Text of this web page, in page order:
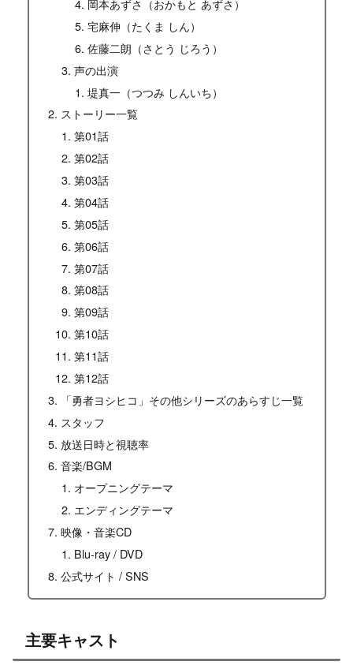
岡本あずさ（おかもと あずさ）
宅麻伸（たくま しん）
佐藤二朗（さとう じろう）
声の出演
堤真一（つつみ しんいち）
ストーリー一覧
第01話
第02話
第03話
第04話
第05話
第06話
第07話
第08話
第09話
第10話
第11話
第12話
「勇者ヨシヒコ」その他シリーズのあらすじ一覧
スタッフ
放送日時と視聴率
音楽/BGM
オープニングテーマ
エンディングテーマ
映像・音楽CD
Blu-ray / DVD
公式サイト / SNS
主要キャスト